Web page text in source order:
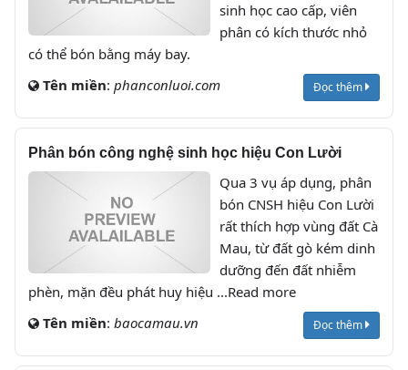
sinh học cao cấp, viên
phân có kích thước nhỏ
có thể bón bằng máy bay.
Tên miền: phanconluoi.com Đọc thêm
Phân bón công nghệ sinh học hiệu Con Lười
Qua 3 vụ áp dụng, phân
bón CNSH hiệu Con Lười
rất thích hợp vùng đất Cà
Mau, từ đất gò kém dinh
dưỡng đến đất nhiễm
phèn, mặn đều phát huy hiệu ...Read more
Tên miền: baocamau.vn Đọc thêm